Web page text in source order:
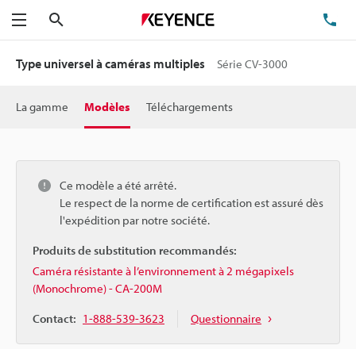
Menu
Type universel à caméras multiples Série CV-3000
La gamme Modèles Téléchargements
Ce modèle a été arrêté.
Le respect de la norme de certification est assuré dès
l'expédition par notre société.
Produits de substitution recommandés:
Caméra résistante à l’environnement à 2 mégapixels
(Monochrome) - CA-200M
Contact: 1-888-539-3623 Questionnaire